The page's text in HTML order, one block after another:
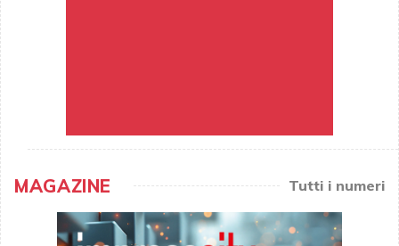
MAGAZINE Tutti i numeri